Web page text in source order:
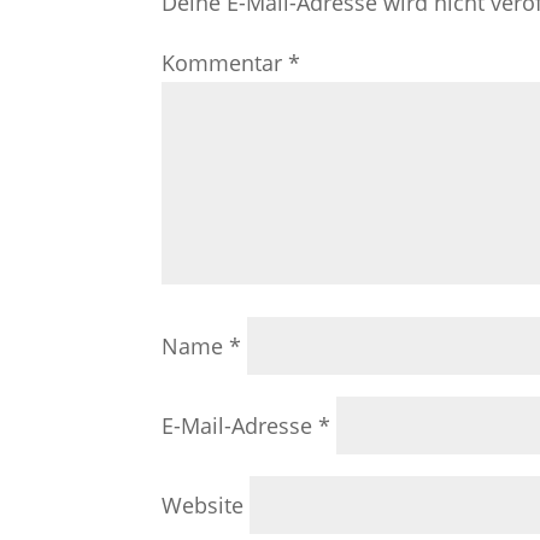
Kommentar*
Name*
E-Mail-Adresse*
Website